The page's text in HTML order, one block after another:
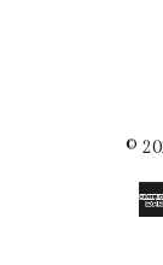
©